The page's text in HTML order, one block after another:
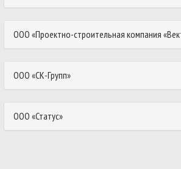
ООО «Проектно-строительная компания
ООО «СК-Групп»
ООО «Статус»